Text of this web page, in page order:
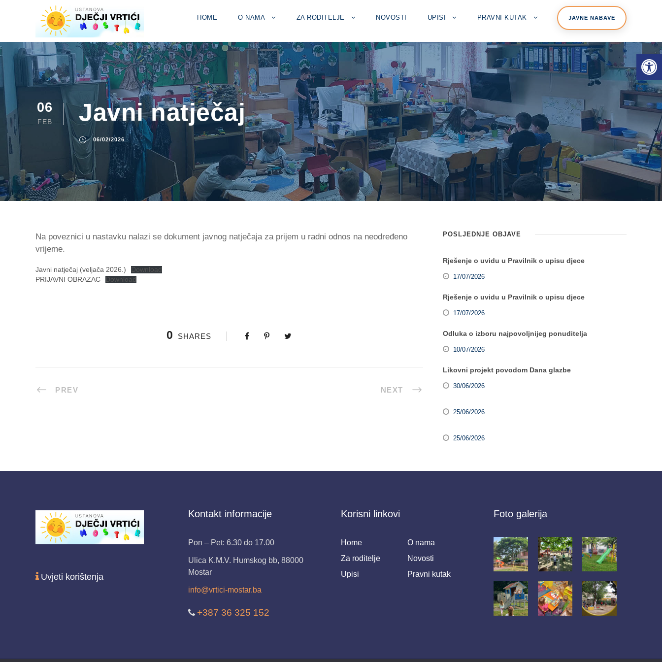
Open toolbar
HOME O NAMA ZA RODITELJE NOVOSTI UPISI PRAVNI KUTAK JAVNE NABAVE
06
FEB Javni natječaj
06/02/2026
Na poveznici u nastavku nalazi se dokument javnog natječaja za prijem u radni odnos na neodređeno
vrijeme.
Javni natječaj (veljača 2026.)
Download
PRIJAVNI OBRAZAC
Download
0 SHARES
PREV NEXT
POSLJEDNJE OBJAVE
Rješenje o uvidu u Pravilnik o upisu djece
17/07/2026
Rješenje o uvidu u Pravilnik o upisu djece
17/07/2026
Odluka o izboru najpovoljnijeg ponuditelja
10/07/2026
Likovni projekt povodom Dana glazbe
30/06/2026
25/06/2026
25/06/2026
Uvjeti korištenja
Kontakt informacije
Pon – Pet: 6.30 do 17.00
Ulica K.M.V. Humskog bb, 88000
Mostar
info@vrtici-mostar.ba
+387 36 325 152
Korisni linkovi
Home
O nama
Za roditelje
Novosti
Upisi
Pravni kutak
Foto galerija